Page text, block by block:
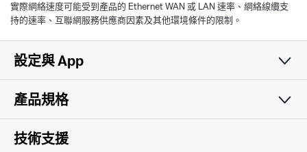
實際網絡速度可能受到產品的 Ethernet WAN 或 LAN 速率、網絡線纜支
持的速率、互聯網服務供應商因素及其他環境條件的限制。
設定與 App
簡易且實用
產品規格
無線網路
技術支援